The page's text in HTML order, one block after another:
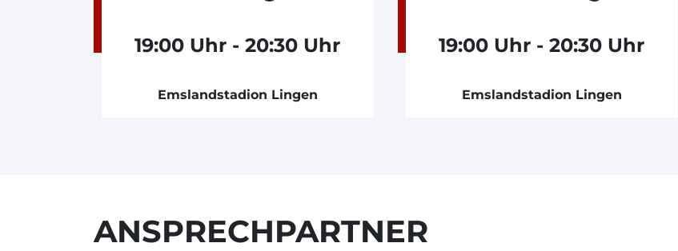
19:00 Uhr - 20:30 Uhr
Emslandstadion Lingen
19:00 Uhr - 20:30 Uhr
Emslandstadion Lingen
ANSPRECHPARTNER